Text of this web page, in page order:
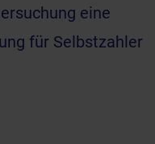
eine
für Selbstzahler